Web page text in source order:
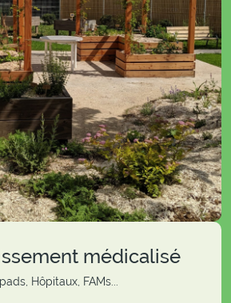
médicalisé
Hôpitaux, FAMs...